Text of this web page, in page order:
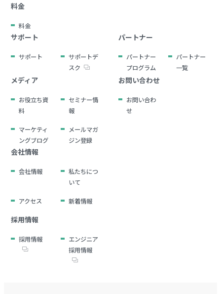
料金
料金
サポート
サポート
サポートデ
スク
パートナー
パートナー
プログラム
パートナー
一覧
メディア
お役立ち資
料
セミナー情
報
マーケティ
ングブログ
メールマガ
ジン登録
お問い合わせ
お問い合わ
せ
会社情報
会社情報
私たちにつ
いて
アクセス 新着情報
採用情報
採用情報
エンジニア
採用情報